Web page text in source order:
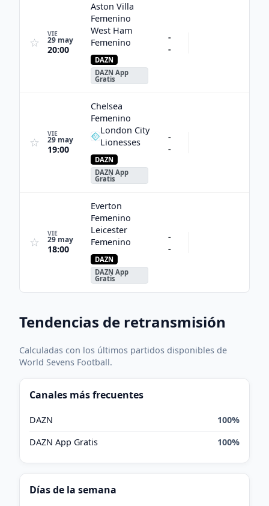
☆
VIE
29 may
20:00
Aston Villa
Femenino
West Ham
Femenino
DAZN
DAZN App
Gratis
-
-
☆
VIE
29 may
19:00
Chelsea
Femenino
London City
Lionesses
DAZN
DAZN App
Gratis
-
-
☆
VIE
29 may
18:00
Everton
Femenino
Leicester
Femenino
DAZN
DAZN App
Gratis
-
-
Tendencias de retransmisión
Calculadas con los últimos partidos disponibles de
World Sevens Football.
Canales más frecuentes
DAZN
100%
DAZN App Gratis
100%
Días de la semana